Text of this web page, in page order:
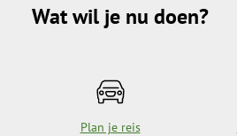
Wat wil je nu doen?
Plan je reis